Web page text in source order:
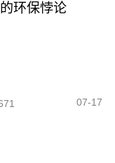
环保悖论
07-17